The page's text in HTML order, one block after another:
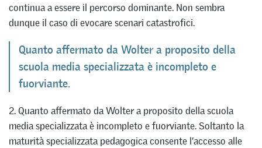
continua a essere il percorso dominante. Non sembra
dunque il caso di evocare scenari catastrofici.
Quanto affermato da Wolter a proposito della
scuola media specializzata è incompleto e
fuorviante.
2. Quanto affermato da Wolter a proposito della scuola
media specializzata è incompleto e fuorviante. Soltanto la
maturità specializzata pedagogica consente l’accesso alle